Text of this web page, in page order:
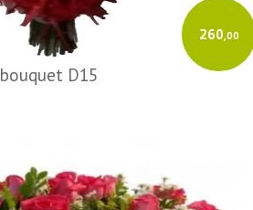
260,00
bouquet D15